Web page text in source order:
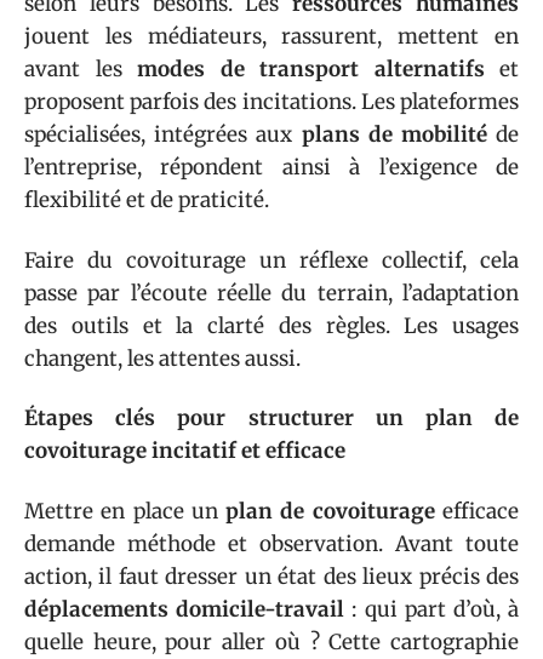
jouent les médiateurs, rassurent, mettent en
avant les modes de transport alternatifs et
proposent parfois des incitations. Les plateformes
spécialisées, intégrées aux plans de mobilitéde
l’entreprise, répondent ainsi à l’exigence de
flexibilité et de praticité.
Faire du covoiturage un réflexe collectif, cela
passe par l’écoute réelle du terrain, l’adaptation
des outils et la clarté des règles. Les usages
changent, les attentes aussi.
Étapes clés pour structurer un plan de
covoiturage incitatif et efficace
Mettre en place unplan de covoiturageefficace
demande méthode et observation. Avant toute
action, il faut dresser un état des lieux précis des
déplacements domicile-travail : qui part d’où, à
quelle heure, pour aller où ? Cette cartographie